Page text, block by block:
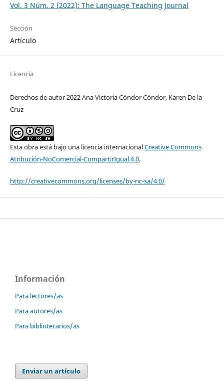
Vol. 3 Núm. 2 (2022): The Language Teaching Journal
Sección
Artículo
Licencia
Derechos de autor 2022 Ana Victoria Cóndor Cóndor, Karen De la
Cruz
Esta obra está bajo una licencia internacionalCreative Commons
Atribución-NoComercial-CompartirIgual 4.0.
http://creativecommons.org/licenses/by-nc-sa/4.0/
Información
Para lectores/as
Para autores/as
Para bibliotecarios/as
Enviar un artículo